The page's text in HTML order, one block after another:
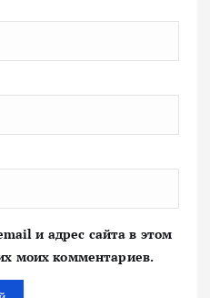
и адрес сайта в этом
моих комментариев.